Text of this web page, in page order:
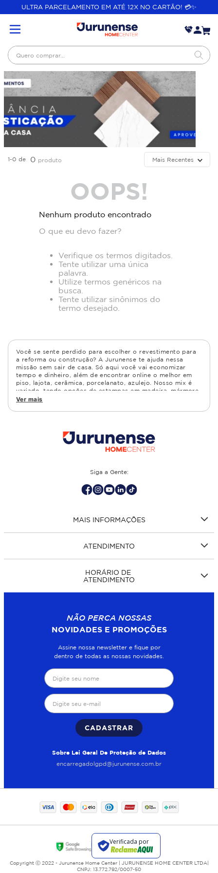
ULTRA PARCELAMENTO EM ATÉ 12X NO CARTÃO! 💳✨
Quero comprar...
1-0 de 0 produto Mais Recentes
OOPS!
Nenhum produto encontrado
O que eu devo fazer?
Verifique os termos digitados.
Tente utilizar uma única
palavra.
Utilize termos genéricos na
busca.
Tente utilizar sinônimos do
termo desejado.
Você se sente perdido para escolher o revestimento para
a reforma ou construção? A Jurunense te ajuda nessa
missão sem sair de casa. Só aqui você vai economizar
tempo e dinheiro, além de encontrar online o melhor em
piso, lajota, cerâmica, porcelanato, azulejo. Nosso mix é
variado, tendo opções de estampas em madeira, mármore,
granito, cimento, geométrico, e muito mais Confira as
cozinha, quarto, sala de estar.
Ver mais
Siga a Gente:
MAIS INFORMAÇÕES
ATENDIMENTO
HORÁRIO DE
ATENDIMENTO
NÃO PERCA NOSSAS
NOVIDADES E PROMOÇÕES
Assine nossa newsletter e fique por
dentro de todas as nossas novidades.
CADASTRAR
Sobre Lei Geral De Proteção de Dados
encarregadolgpd@jurunense.com.br
Copyright Ⓒ 2022 - Jurunense Home Center | JURUNENSE HOME CENTER LTDA|
CNPJ: 13.772.792/0007-50